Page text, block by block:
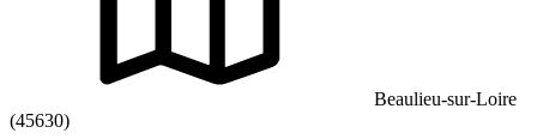
Beaulieu-sur-Loire
(45630)